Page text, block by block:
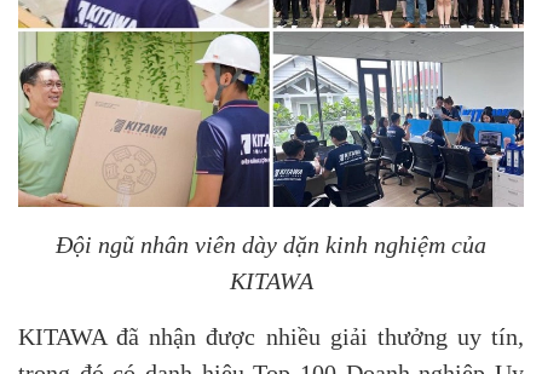
Đội ngũ nhân viên dày dặn kinh nghiệm của
KITAWA
KITAWA đã nhận được nhiều giải thưởng uy tín,